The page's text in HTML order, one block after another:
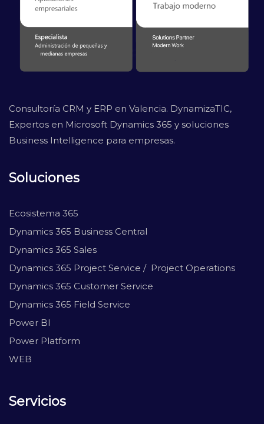
Consultoría CRM y ERP en Valencia. DynamizaTIC,
Expertos en Microsoft Dynamics 365 y soluciones
Business Intelligence para empresas.
Soluciones
Ecosistema 365
Dynamics 365 Business Central
Dynamics 365 Sales
Dynamics 365 Project Service / Project Operations
Dynamics 365 Customer Service
Dynamics 365 Field Service
Power BI
Power Platform
WEB
Servicios